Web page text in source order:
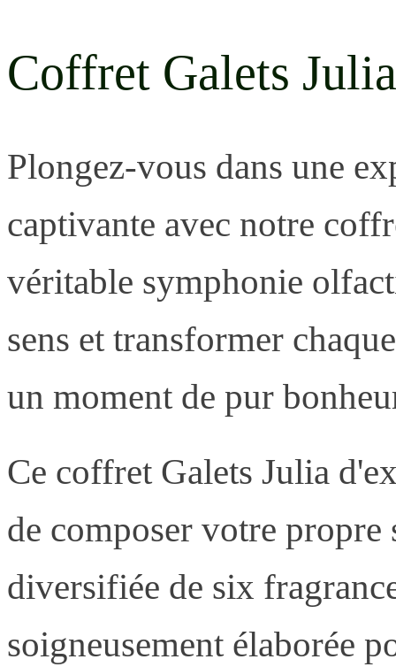
Coffret Galets Julia
Plongez-vous dans une
captivante avec notre
véritable symphonie
sens et transformer
un moment de pur
Ce coffret Galets Julia
de composer votre
diversifiée de six
soigneusement élaborée